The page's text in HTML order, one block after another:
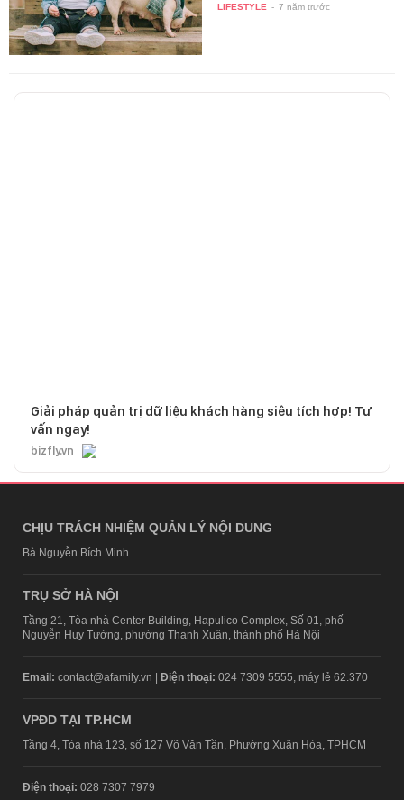
LIFESTYLE - 7 năm trước
Giải pháp quản trị dữ liệu khách hàng siêu tích hợp! Tư
vấn ngay!
bizfly.vn
CHỊU TRÁCH NHIỆM QUẢN LÝ NỘI DUNG
Bà Nguyễn Bích Minh
TRỤ SỞ HÀ NỘI
Tầng 21, Tòa nhà Center Building, Hapulico Complex, Số 01, phố
Nguyễn Huy Tưởng, phường Thanh Xuân, thành phố Hà Nội
Email: contact@afamily.vn | Điện thoại: 024 7309 5555, máy lẻ 62.370
VPĐD TẠI TP.HCM
Tầng 4, Tòa nhà 123, số 127 Võ Văn Tần, Phường Xuân Hòa, TPHCM
Điện thoại: 028 7307 7979